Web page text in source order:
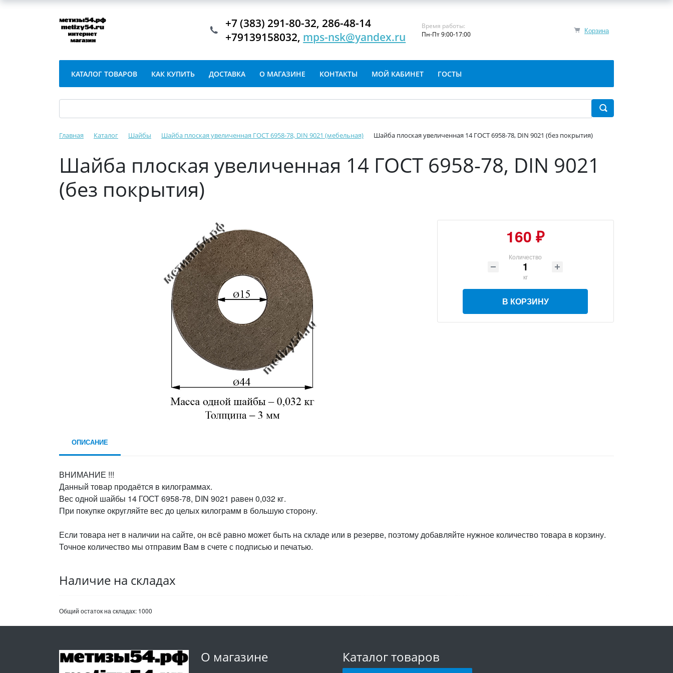
Корзина
+7 (383) 291-80-32, 286-48-14
+79139158032, mps-nsk@yandex.ru
Время работы:
Пн-Пт 9:00-17:00
КАТАЛОГ ТОВАРОВ КАК КУПИТЬ ДОСТАВКА О МАГАЗИНЕ КОНТАКТЫ МОЙ КАБИНЕТ ГОСТЫ
Главная Каталог Шайбы Шайба плоская увеличенная ГОСТ 6958-78, DIN 9021 (мебельная) Шайба плоская увеличенная 14 ГОСТ 6958-78, DIN 9021 (без покрытия)
Шайба плоская увеличенная 14 ГОСТ 6958-78, DIN 9021
(без покрытия)
160 ₽
Количество
кг
В КОРЗИНУ
ОПИСАНИЕ
ВНИМАНИЕ !!!
Данный товар продаётся в килограммах.
Вес одной шайбы 14 ГОСТ 6958-78, DIN 9021 равен 0,032 кг.
При покупке округляйте вес до целых килограмм в большую сторону.
Если товара нет в наличии на сайте, он всё равно может быть на складе или в резерве, поэтому добавляйте нужное количество товара в корзину.
Точное количество мы отправим Вам в счете с подписью и печатью.
Наличие на складах
Общий остаток на складах: 1000
О магазине Каталог товаров